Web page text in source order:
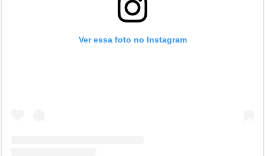
Ver essa foto no Instagram